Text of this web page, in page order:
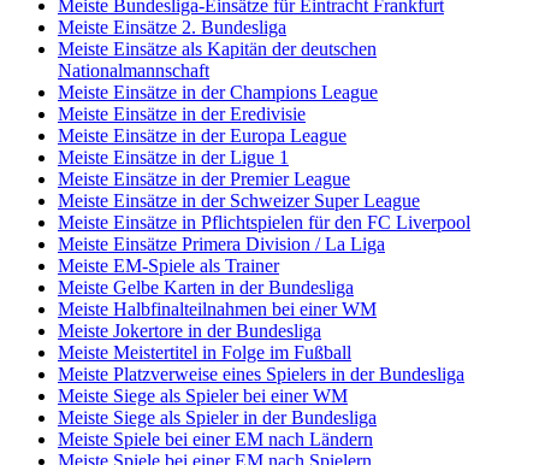
Meiste Bundesliga-Einsätze für Eintracht Frankfurt
Meiste Einsätze 2. Bundesliga
Meiste Einsätze als Kapitän der deutschen
Nationalmannschaft
Meiste Einsätze in der Champions League
Meiste Einsätze in der Eredivisie
Meiste Einsätze in der Europa League
Meiste Einsätze in der Ligue 1
Meiste Einsätze in der Premier League
Meiste Einsätze in der Schweizer Super League
Meiste Einsätze in Pflichtspielen für den FC Liverpool
Meiste Einsätze Primera Division / La Liga
Meiste EM-Spiele als Trainer
Meiste Gelbe Karten in der Bundesliga
Meiste Halbfinalteilnahmen bei einer WM
Meiste Jokertore in der Bundesliga
Meiste Meistertitel in Folge im Fußball
Meiste Platzverweise eines Spielers in der Bundesliga
Meiste Siege als Spieler bei einer WM
Meiste Siege als Spieler in der Bundesliga
Meiste Spiele bei einer EM nach Ländern
Meiste Spiele bei einer EM nach Spielern